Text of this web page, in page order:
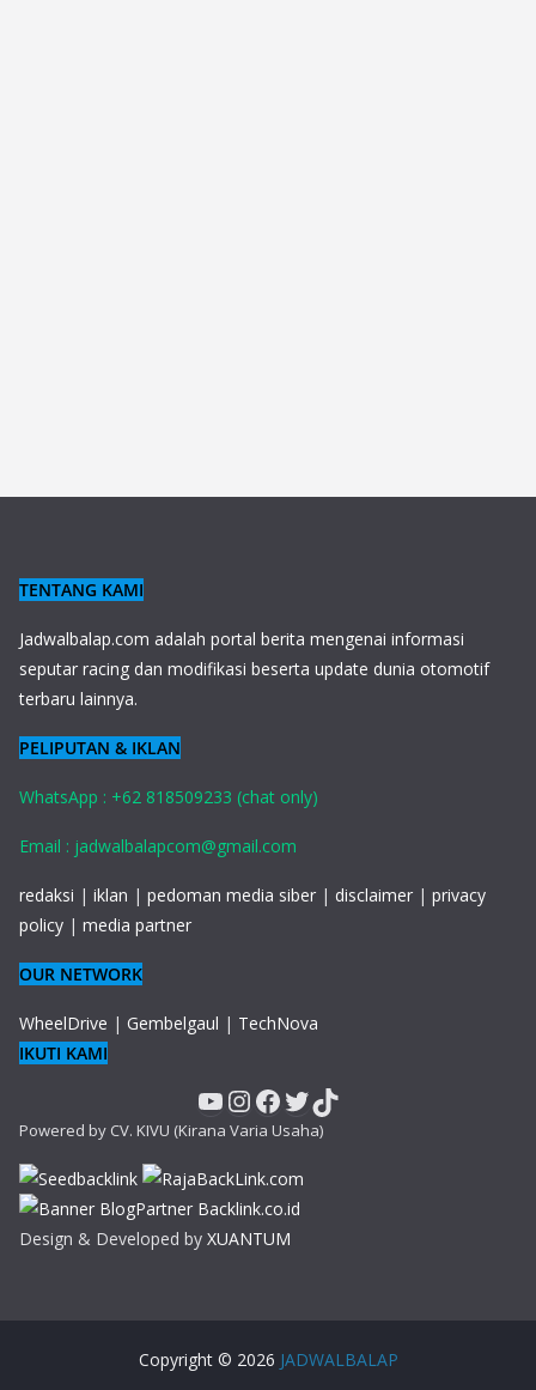
TENTANG KAMI
Jadwalbalap.com adalah portal berita mengenai informasi
seputar racing dan modifikasi beserta update dunia otomotif
terbaru lainnya.
PELIPUTAN & IKLAN
WhatsApp : +62 818509233 (chat only)
Email : jadwalbalapcom@gmail.com
redaksi | iklan | pedoman media siber | disclaimer | privacy
policy | media partner
OUR NETWORK
WheelDrive | Gembelgaul | TechNova
IKUTI KAMI
YouTube
Instagram
Facebook
Twitter
TikTok
Powered by CV. KIVU (Kirana Varia Usaha)
Design & Developed by XUANTUM
Copyright © 2026 JADWALBALAP